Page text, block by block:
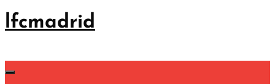
Saltar
al
lfcmadrid